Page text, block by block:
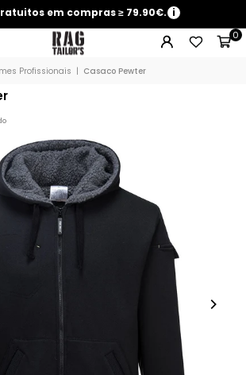
em compras ≥ 79.90€. i
0
Profissionais | Casaco Pewter